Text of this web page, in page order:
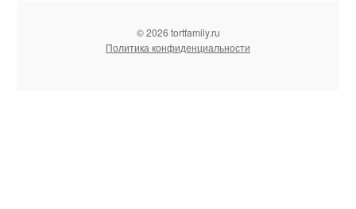
© 2026 tortfamily.ru
Политика конфиденциальности